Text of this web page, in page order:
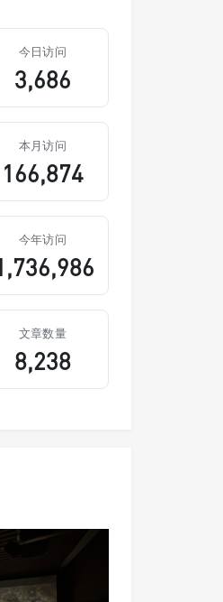
今日访问
3,686
本月访问
166,874
今年访问
文章数量
8,238